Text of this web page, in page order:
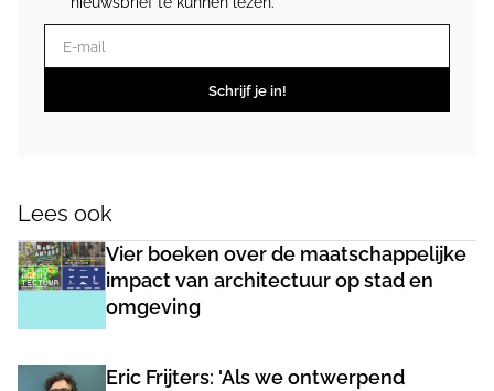
E-mail
Schrijf je in!
Lees ook
Vier boeken over de maatschappelijke
impact van architectuur op stad en
omgeving
Eric Frijters: 'Als we ontwerpend